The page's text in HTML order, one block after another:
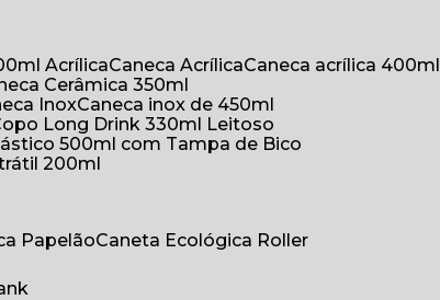
Acrílica Caneca Acrílica
Caneca acrílica 400ml
Cerâmica 350ml
Inox
Caneca inox de 450ml
Copo Long Drink 330ml Leitoso
500ml com Tampa de Bico
200ml
Papelão
Caneta Ecológica Roller